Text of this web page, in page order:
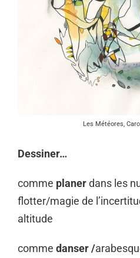
Les Météores,
Dessiner…
comme planerdans les
flotter/magie de
altitude
comme danser /